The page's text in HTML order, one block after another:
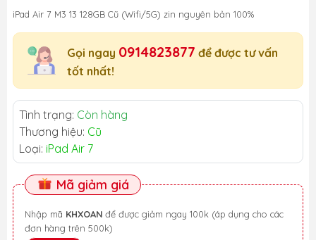
iPad Air 7 M3 13 128GB Cũ (Wifi/5G) zin nguyên bản 100%
Gọi ngay 0914823877 để được tư vấn
tốt nhất!
Tình trạng: Còn hàng
Thương hiệu: Cũ
Loại: iPad Air 7
Mã giảm giá
Nhập mã KHXOAN
đơn hàng trên 500k)